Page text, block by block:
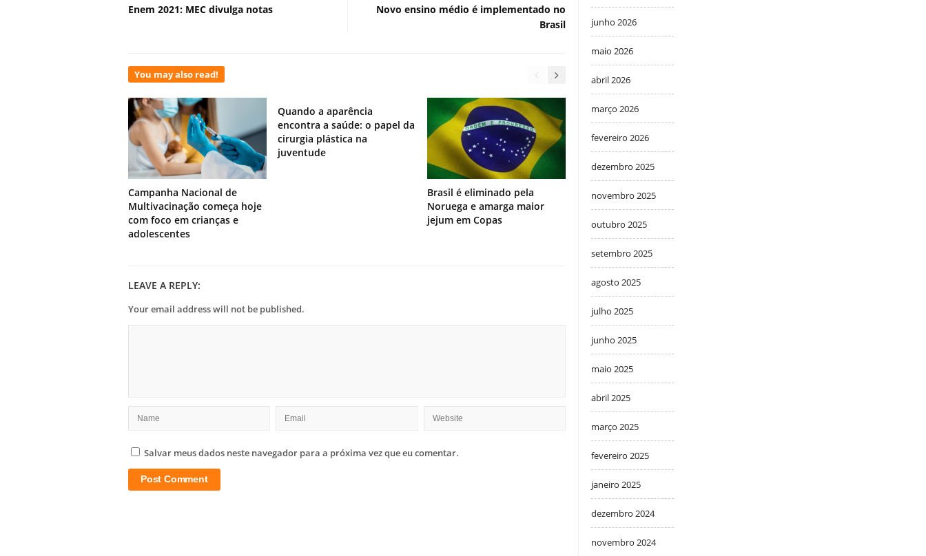
Enem 2021: MEC divulga notas
Novo ensino médio é implementado no
Brasil
You may also read!
Campanha Nacional de
Multivacinação começa hoje
com foco em crianças e
adolescentes
Quando a aparência
encontra a saúde: o papel da
cirurgia plástica na
juventude
Brasil é eliminado pela
Noruega e amarga maior
jejum em Copas
LEAVE A REPLY:
Your email address will not be published.
Salvar meus dados neste navegador para a próxima vez que eu comentar.
junho 2026
maio 2026
abril 2026
março 2026
fevereiro 2026
dezembro 2025
novembro 2025
outubro 2025
setembro 2025
agosto 2025
julho 2025
junho 2025
maio 2025
abril 2025
março 2025
fevereiro 2025
janeiro 2025
dezembro 2024
novembro 2024